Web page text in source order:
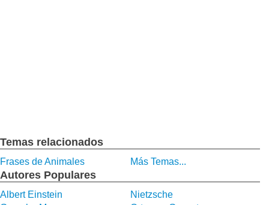
Temas relacionados
Frases de Animales Más Temas...
Autores Populares
Albert Einstein
Nietzsche